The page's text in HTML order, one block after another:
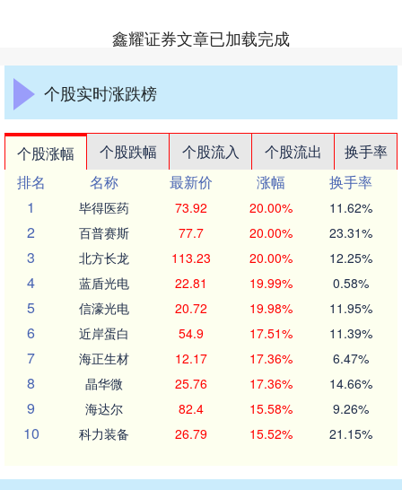
鑫耀证券文章已加载完成
个股实时涨跌榜
个股涨幅 个股跌幅 个股流入 个股流出
换手率
排名
名称 最新价 涨幅
换手率
1
毕得医药 73.92 20.00% 11.62%
2 百普赛斯 77.7 20.00% 23.31%
3 北方长龙 113.23 20.00% 12.25%
4 蓝盾光电 22.81 19.99% 0.58%
5 信濠光电 20.72 19.98% 11.95%
6 近岸蛋白 54.9 17.51% 11.39%
7 海正生材 12.17 17.36% 6.47%
8 晶华微 25.76 17.36% 14.66%
9 海达尔 82.4 15.58% 9.26%
10 科力装备 26.79 15.52% 21.15%